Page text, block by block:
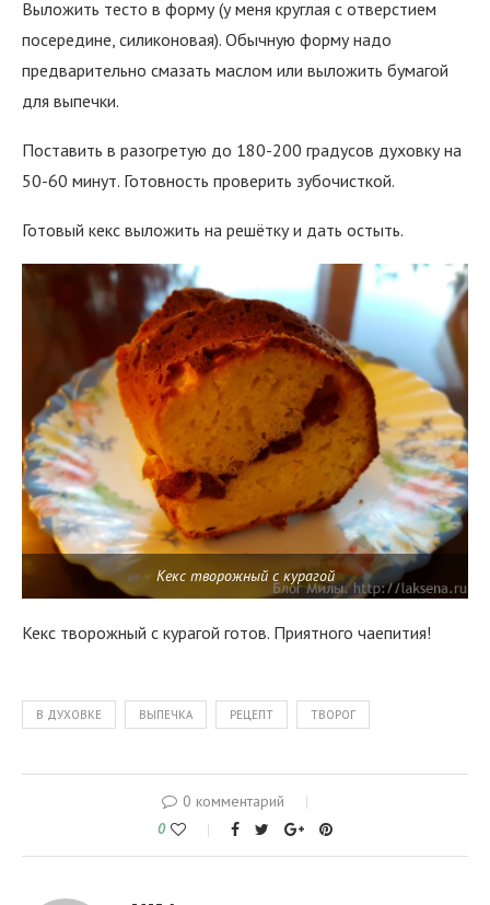
Выложить тесто в форму (у меня круглая с отверстием
посередине, силиконовая). Обычную форму надо
предварительно смазать маслом или выложить бумагой
для выпечки.
Поставить в разогретую до 180-200 градусов духовку на
50-60 минут. Готовность проверить зубочисткой.
Готовый кекс выложить на решётку и дать остыть.
Кекс творожный с курагой
Кекс творожный с курагой готов. Приятного чаепития!
В ДУХОВКЕ ВЫПЕЧКА РЕЦЕПТ ТВОРОГ
0 комментарий
0